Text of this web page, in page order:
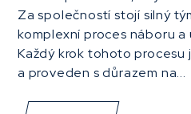
Za společností stojí silný
komplexní proces náboru
Každý krok tohoto procesu
a proveden s důrazem na...